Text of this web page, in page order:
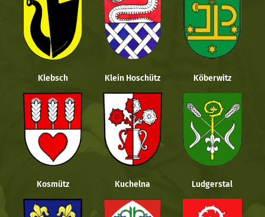
Klebsch Klein Hoschütz Köberwitz
Kosmütz Kuchelna Ludgerstal